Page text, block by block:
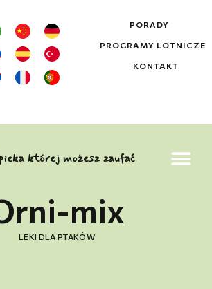
PORADY
PROGRAMY LOTNICZE
KONTAKT
której możesz zaufać
mix
LEKI DLA PTAKÓW